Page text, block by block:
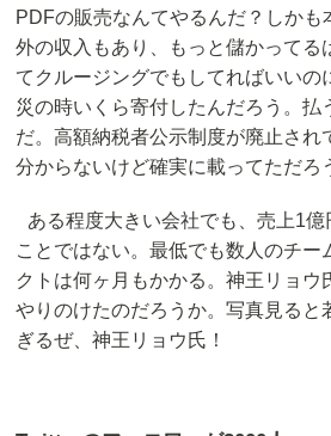
PDFの販売なんてやるんだ？しかも
外の収入もあり、もっと儲かってる
てクルージングでもしてればいいの
災の時いくら寄付したんだろう。払
だ。高額納税者公示制度が廃止され
分からないけど確実に載ってただろ
ある程度大きい会社でも、売上1
ことではない。最低でも数人のチー
クトは何ヶ月もかかる。神王リョウ
やりのけたのだろうか。写真見ると
ぎるぜ、神王リョウ氏！